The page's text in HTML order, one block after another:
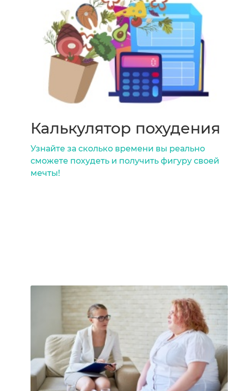
Калькулятор похудения
Узнайте за сколько времени вы реально
сможете похудеть и получить фигуру своей
мечты!